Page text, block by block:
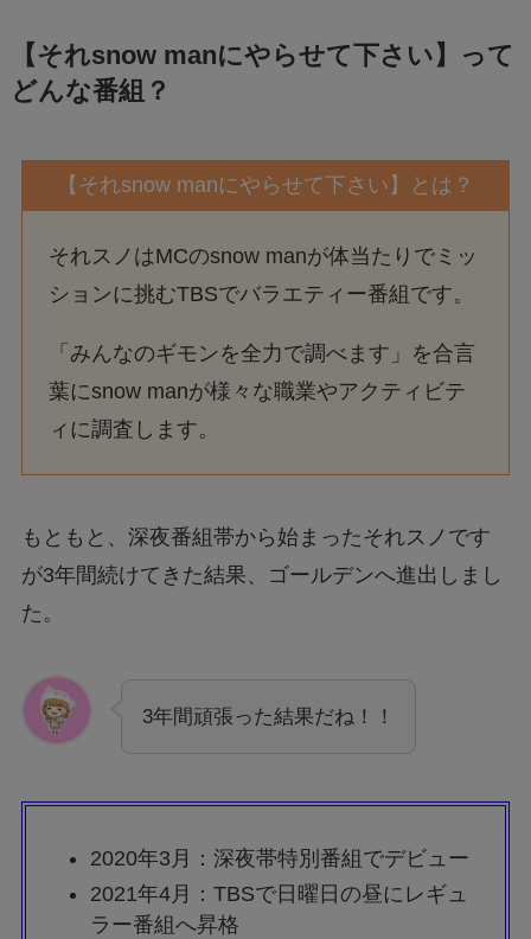
【それsnow manにやらせて下さい】って
どんな番組？
【それsnow manにやらせて下さい】とは？
それスノはMCのsnow manが体当たりでミッ
ションに挑むTBSでバラエティー番組です。
「みんなのギモンを全力で調べます」を合言
葉にsnow manが様々な職業やアクティビテ
ィに調査します。
もともと、深夜番組帯から始まったそれスノです
が3年間続けてきた結果、ゴールデンへ進出しまし
た。
3年間頑張った結果だね！！
2020年3月：深夜帯特別番組でデビュー
2021年4月：TBSで日曜日の昼にレギュ
ラー番組へ昇格